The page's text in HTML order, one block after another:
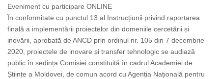
Eveniment cu participare ONLINE
În conformitate cu punctul 13 al Instrucțiunii privind raportarea
finală a implementării proiectelor din domeniile cercetării și
inovării, aprobată de ANCD prin ordinul nr. 105 din 7 decembrie
2020, proiectele de inovare și transfer tehnologic se audiază
public în ședința Comisiei constituită în cadrul Academiei de
Științe a Moldovei, de comun acord cu Agenția Națională pentru